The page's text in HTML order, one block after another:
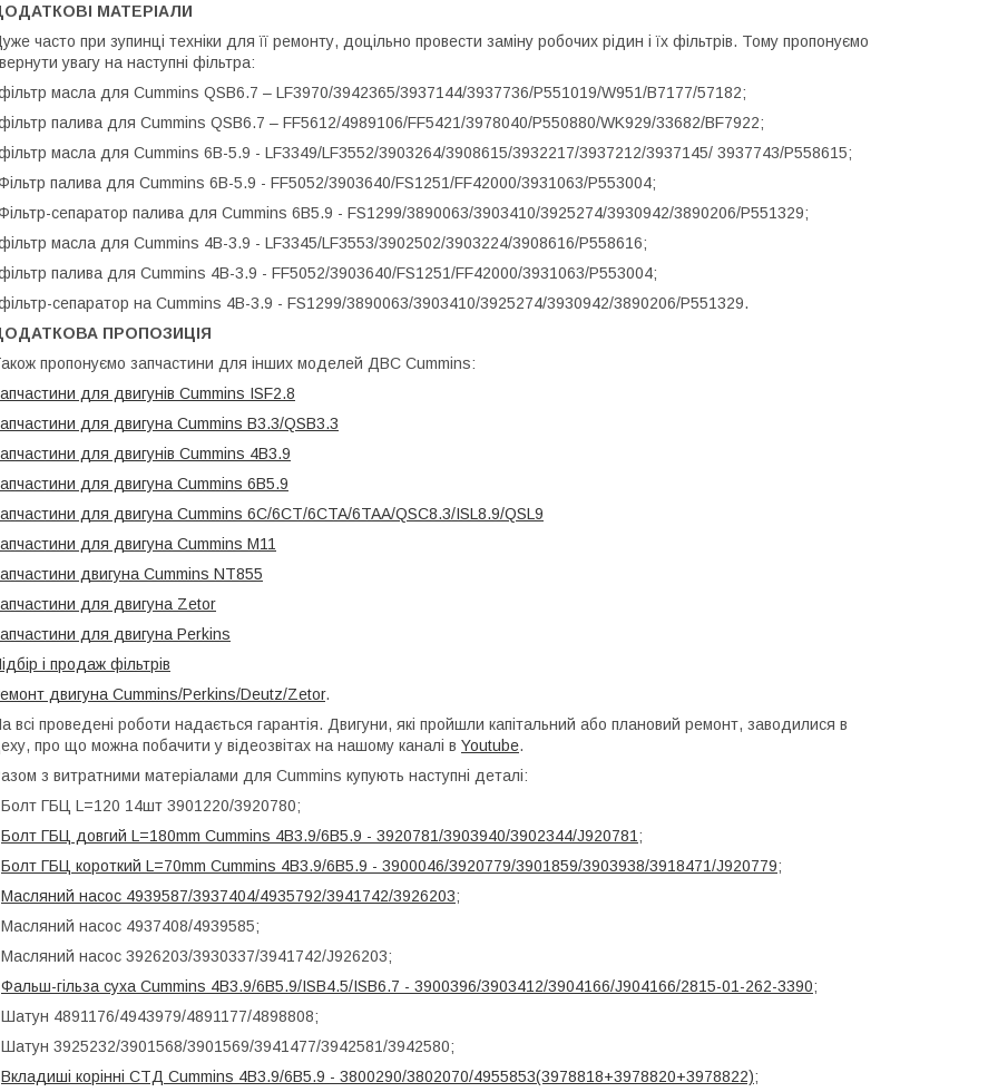
МАТЕРІАЛИ
часто при зупинці техніки для її ремонту, доцільно провести заміну робочих рідин і їх фільтрів. Тому пропонуємо
увагу на наступні фільтра:
масла для Cummins QSB6.7 – LF3970/3942365/3937144/3937736/P551019/W951/B7177/57182;
палива для Cummins QSB6.7 – FF5612/4989106/FF5421/3978040/P550880/WK929/33682/BF7922;
масла для Cummins 6B-5.9 - LF3349/LF3552/3903264/3908615/3932217/3937212/3937145/ 3937743/P558615;
палива для Cummins 6B-5.9 - FF5052/3903640/FS1251/FF42000/3931063/P553004;
сепаратор палива для Cummins 6B5.9 - FS1299/3890063/3903410/3925274/3930942/3890206/P551329;
масла для Cummins 4B-3.9 - LF3345/LF3553/3902502/3903224/3908616/P558616;
палива для Cummins 4B-3.9 - FF5052/3903640/FS1251/FF42000/3931063/P553004;
сепаратор на Cummins 4B-3.9 - FS1299/3890063/3903410/3925274/3930942/3890206/P551329.
ПРОПОЗИЦІЯ
пропонуємо запчастини для інших моделей ДВС Cummins:
для двигунів Cummins ISF2.8
для двигуна Cummins B3.3/QSB3.3
для двигунів Cummins 4B3.9
для двигуна Cummins 6B5.9
для двигуна Cummins 6C/6CT/6CTA/6TAA/QSC8.3/ISL8.9/QSL9
для двигуна Cummins M11
двигуна Cummins NT855
для двигуна Zetor
для двигуна Perkins
і продаж фільтрів
двигуна Cummins/Perkins/Deutz/Zetor.
всі проведені роботи надається гарантія. Двигуни, які пройшли капітальний або плановий ремонт, заводилися в
про що можна побачити у відеозвітах на нашому каналі в Youtube.
з витратними матеріалами для Cummins купують наступні деталі:
ГБЦ L=120 14шт 3901220/3920780;
Болт ГБЦ довгий L=180mm Cummins 4B3.9/6B5.9 - 3920781/3903940/3902344/J920781 ;
Болт ГБЦ короткий L=70mm Cummins 4B3.9/6B5.9 - 3900046/3920779/3901859/3903938/3918471/J920779;
Масляний насос 4939587/3937404/4935792/3941742/3926203;
насос 4937408/4939585;
насос 3926203/3930337/3941742/J926203;
Фальш-гільза суха Cummins 4B3.9/6B5.9/ISB4.5/ISB6.7 - 3900396/3903412/3904166/J904166/2815-01-262-3390;
4891176/4943979/4891177/4898808;
3925232/3901568/3901569/3941477/3942581/3942580;
Вкладиші корінні СТД Cummins 4B3.9/6B5.9 - 3800290/3802070/4955853(3978818+3978820+3978822);